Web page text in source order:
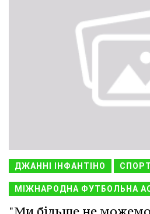
ДЖАННІ ІНФАНТІНО СПОРТ
МІЖНАРОДНА ФУТБОЛЬНА